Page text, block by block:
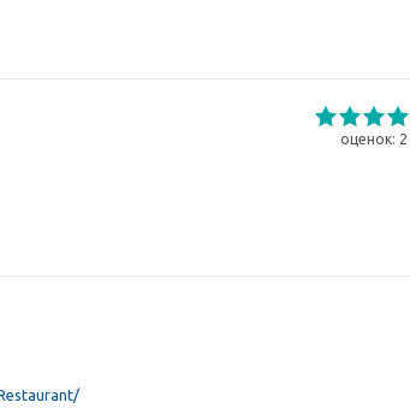
оценок: 2